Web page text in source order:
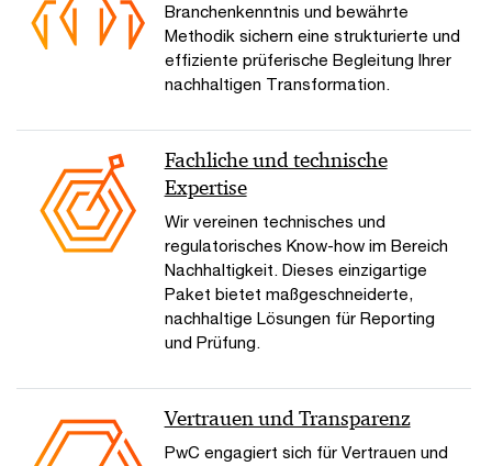
Branchenkenntnis und bewährte
Methodik sichern eine strukturierte und
effiziente prüferische Begleitung Ihrer
nachhaltigen Transformation.
Fachliche und technische
Expertise
Wir vereinen technisches und
regulatorisches Know-how im Bereich
Nachhaltigkeit. Dieses einzigartige
Paket bietet maßgeschneiderte,
nachhaltige Lösungen für Reporting
und Prüfung.
Vertrauen und Transparenz
PwC engagiert sich für Vertrauen und